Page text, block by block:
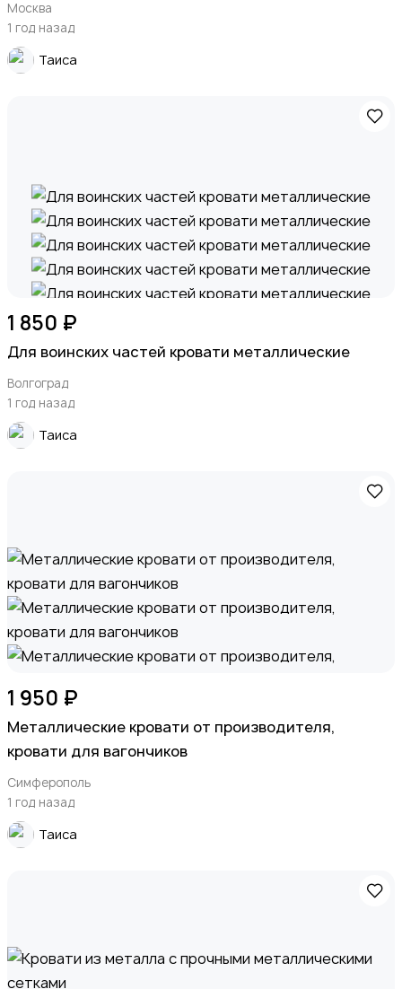
Москва
1 год назад
Таиса
1 850 ₽
Для воинских частей кровати металлические
Волгоград
1 год назад
Таиса
1 950 ₽
Металлические кровати от производителя,
кровати для вагончиков
Симферополь
1 год назад
Таиса